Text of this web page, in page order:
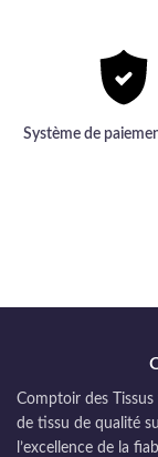
Système de
Comptoir des
de tissu de qualité
l’excellence de la